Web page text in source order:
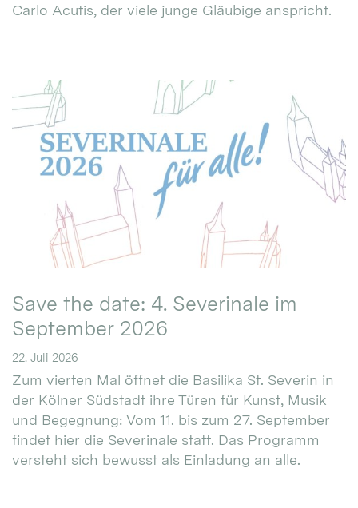
Carlo Acutis, der viele junge Gläubige anspricht.
Save the date: 4. Severinale im
September 2026
22. Juli 2026
Zum vierten Mal öffnet die Basilika St. Severin in
der Kölner Südstadt ihre Türen für Kunst, Musik
und Begegnung: Vom 11. bis zum 27. September
findet hier die Severinale statt. Das Programm
versteht sich bewusst als Einladung an alle.